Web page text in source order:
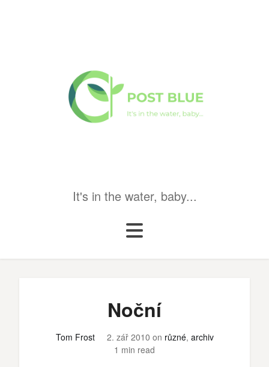
It's in the water, baby...
Noční
Tom Frost 2. zář 2010 on různé, archiv
1 min read